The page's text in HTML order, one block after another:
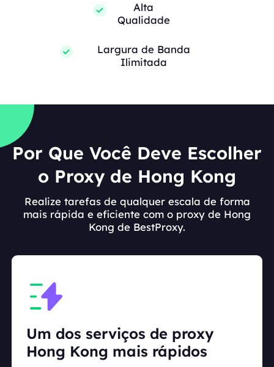
Alta
Qualidade
Largura de Banda
Ilimitada
Por Que Você Deve Escolher
o Proxy de Hong Kong
Realize tarefas de qualquer escala de forma
mais rápida e eficiente com o proxy de Hong
Kong de BestProxy.
Um dos serviços de proxy
Hong Kong mais rápidos